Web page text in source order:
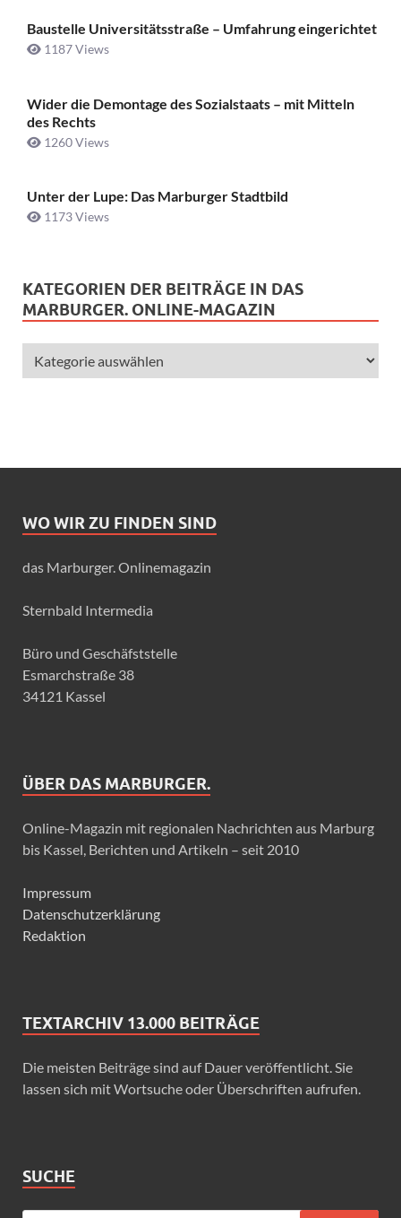
Baustelle Universitätsstraße ­– Umfahrung eingerichtet
1187 Views
Wider die Demontage des Sozialstaats – mit Mitteln
des Rechts
1260 Views
Unter der Lupe: Das Marburger Stadtbild
1173 Views
KATEGORIEN DER BEITRÄGE IN DAS
MARBURGER. ONLINE-MAGAZIN
WO WIR ZU FINDEN SIND
das Marburger. Onlinemagazin
Sternbald Intermedia
Büro und Geschäfststelle
Esmarchstraße 38
34121 Kassel
ÜBER DAS MARBURGER.
Online-Magazin mit regionalen Nachrichten aus Marburg
bis Kassel, Berichten und Artikeln – seit 2010
Impressum
Datenschutzerklärung
Redaktion
TEXTARCHIV 13.000 BEITRÄGE
Die meisten Beiträge sind auf Dauer veröffentlicht. Sie
lassen sich mit Wortsuche oder Überschriften aufrufen.
SUCHE